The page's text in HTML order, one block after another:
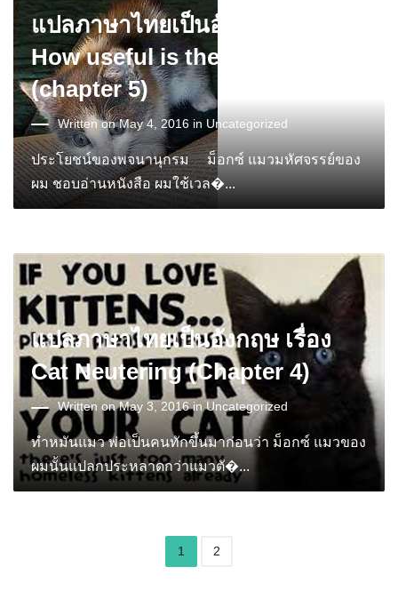
แปลภาษาไทยเป็นอังกฤษ เรื่อง
How useful is the dictionary
(chapter 5)
Written on May 4, 2016 in Uncategorized
ประโยชน์ของพจนานุกรม ม็อกซ์ แมวมหัศจรรย์ของ
ผม ชอบอ่านหนังสือ ผมใช้เวล�...
แปลภาษาไทยเป็นอังกฤษ เรื่อง
Cat Neutering (Chapter 4)
Written on May 3, 2016 inUncategorized
ทำหมันแมว พ่อเป็นคนทักขึ้นมาก่อนว่า ม็อกซ์ แมวของ
ผมนั้นแปลกประหลาดกว่าแมวตั�...
1 2